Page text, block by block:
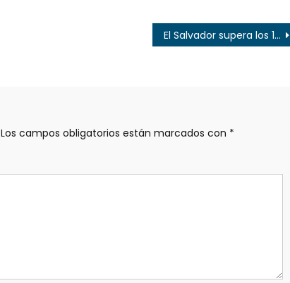
El Salvador supera los 10 mil casos confirmados de COVID-19
Los campos obligatorios están marcados con *